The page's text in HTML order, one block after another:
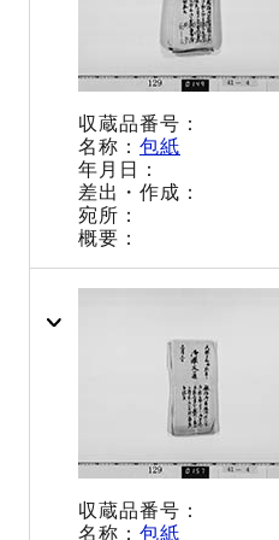
包紙
包紙